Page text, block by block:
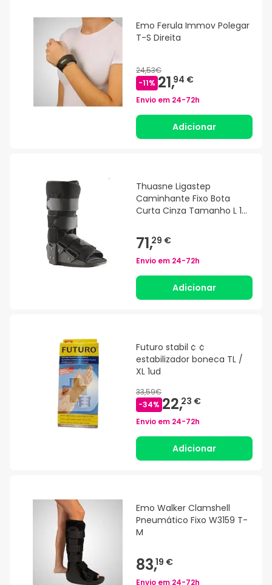
Emo Ferula Immov Polegar
T-S Direita
24,53€
-11% 21,94 €
Envio em 24-72h
Adicionar
Thuasne Ligastep
Caminhante Fixo Bota
Curta Cinza Tamanho L 1
71,29 €
Envio em 24-72h
Adicionar
Futuro stabil ¢ ¢
estabilizador boneca TL /
XL 1ud
33,59€
-34% 22,23 €
Envio em 24-72h
Adicionar
Emo Walker Clamshell
Pneumático Fixo W3159 T-
M
83,19 €
Envio em 24-72h